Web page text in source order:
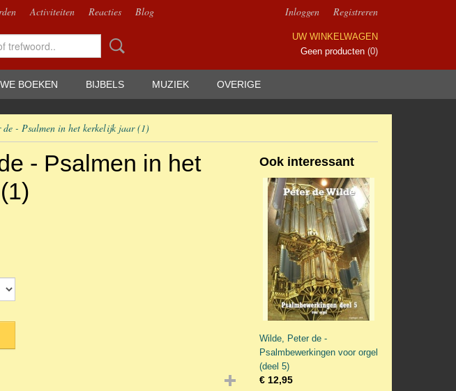
Activiteiten Reacties Blog Inloggen Registreren
UW WINKELWAGEN
Geen producten (0)
BOEKEN BIJBELS MUZIEK OVERIGE
de - Psalmen in het kerkelijk jaar (1)
- Psalmen in het
Ook interessant
Wilde, Peter de -
Psalmbewerkingen voor orgel
(deel 5)
€ 12,95